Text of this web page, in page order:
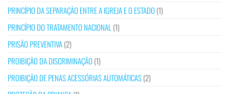
PRINCÍPIO DA SEPARAÇÃO ENTRE A IGREJA E O ESTADO (1)
PRINCÍPIO DO TRATAMENTO NACIONAL(1)
PRISÃO PREVENTIVA(2)
PROIBIÇÃO DA DISCRIMINAÇÃO (1)
PROIBIÇÃO DE PENAS ACESSÓRIAS AUTOMÁTICAS(2)